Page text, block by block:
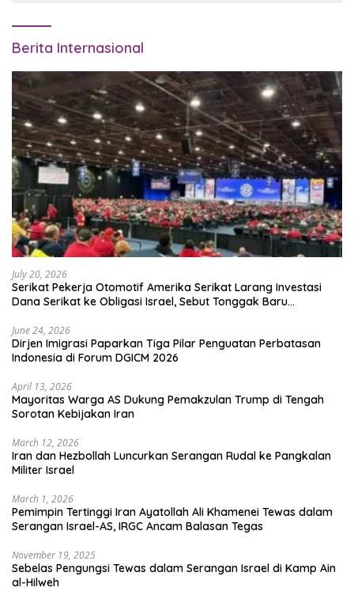
Berita Internasional
July 20, 2026
Serikat Pekerja Otomotif Amerika Serikat Larang Investasi
Dana Serikat ke Obligasi Israel, Sebut Tonggak Baru
June 24, 2026
Dirjen Imigrasi Paparkan Tiga Pilar Penguatan Perbatasan
Indonesia di Forum DGICM 2026
April 13, 2026
Mayoritas Warga AS Dukung Pemakzulan Trump di Tengah
Sorotan Kebijakan Iran
March 12, 2026
Iran dan Hezbollah Luncurkan Serangan Rudal ke Pangkalan
Militer Israel
March 1, 2026
Pemimpin Tertinggi Iran Ayatollah Ali Khamenei Tewas dalam
Serangan Israel-AS, IRGC Ancam Balasan Tegas
November 19, 2025
Sebelas Pengungsi Tewas dalam Serangan Israel di Kamp Ain
al-Hilweh